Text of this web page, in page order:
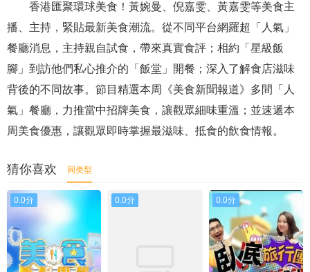
香港匯聚環球美食！黃婉曼、倪嘉雯、黃嘉雯等美食主
播、主持，緊貼最新美食潮流。從不同平台網羅超「人氣」
餐廳消息，主持親自試食，帶來真實食評；相約「星級飯
腳」到訪他們私心推介的「飯堂」開餐；深入了解食店滋味
背後的不同故事。節目精選本周《美食新聞報道》多間「人
氣」餐廳，力推當中招牌美食，讓觀眾細味重溫；並速遞本
周美食優惠，讓觀眾即時掌握最滋味、抵食的飲食情報。
猜你喜欢 同类型
0.0分 0.0分 0.0分